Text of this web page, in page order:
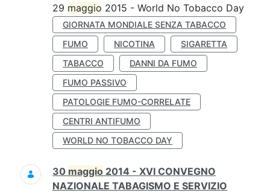
29 maggio 2015 - World No Tobacco Day
GIORNATA MONDIALE SENZA TABACCO
FUMO
NICOTINA
SIGARETTA
TABACCO
DANNI DA FUMO
FUMO PASSIVO
PATOLOGIE FUMO-CORRELATE
CENTRI ANTIFUMO
WORLD NO TOBACCO DAY
30 maggio 2014 - XVI CONVEGNO
NAZIONALE TABAGISMO E SERVIZIO